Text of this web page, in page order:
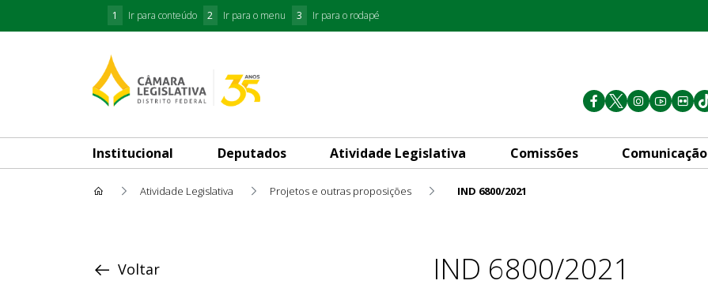
1 Ir para conteúdo 2 Ir para o menu 3 Ir para o rodapé
Institucional Deputados Atividade Legislativa Comissões Comunicação
Atividade Legislativa Projetos e outras proposições IND 6800/2021
IND 6800/2021
Voltar